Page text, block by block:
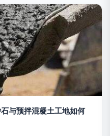
与预拌混凝土工地如何